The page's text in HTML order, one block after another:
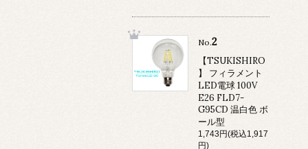
No.2
【TSUKISHIRO
】 フィラメント
LED電球 100V
E26 FLD7-
G95CD 温白色 ボ
ール型
1,743円(税込1,917
円)